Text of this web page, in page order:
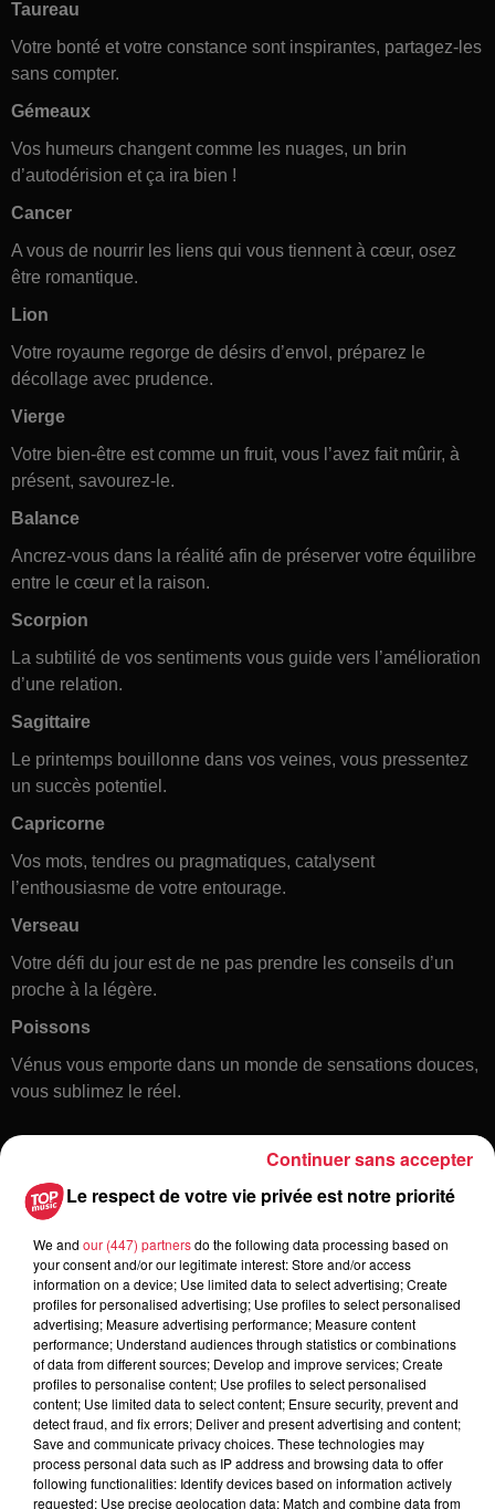
Taureau
Votre bonté et votre constance sont inspirantes, partagez-les
sans compter.
Gémeaux
Vos humeurs changent comme les nuages, un brin
d’autodérision et ça ira bien !
Cancer
A vous de nourrir les liens qui vous tiennent à cœur, osez
être romantique.
Lion
Votre royaume regorge de désirs d’envol, préparez le
décollage avec prudence.
Vierge
Votre bien-être est comme un fruit, vous l’avez fait mûrir, à
présent, savourez-le.
Balance
Ancrez-vous dans la réalité afin de préserver votre équilibre
entre le cœur et la raison.
Scorpion
La subtilité de vos sentiments vous guide vers l’amélioration
d’une relation.
Sagittaire
Le printemps bouillonne dans vos veines, vous pressentez
un succès potentiel.
Capricorne
Vos mots, tendres ou pragmatiques, catalysent
l’enthousiasme de votre entourage.
Verseau
Votre défi du jour est de ne pas prendre les conseils d’un
proche à la légère.
Poissons
Vénus vous emporte dans un monde de sensations douces,
vous sublimez le réel.
Toute l'actu
16h11
Une journée à l'Écomusée d'Alsace à
Ungersheim
Le respect de votre vie privée est notre priorité
We and our (447) partnersdo the following data processing based on
your consent and/or our legitimate interest: Store and/or access
information on a device; Use limited data to select advertising; Create
profiles for personalised advertising; Use profiles to select personalised
advertising; Measure advertising performance; Measure content
performance; Understand audiences through statistics or combinations
of data from different sources; Develop and improve services; Create
profiles to personalise content; Use profiles to select personalised
content; Use limited data to select content; Ensure security, prevent and
detect fraud, and fix errors; Deliver and present advertising and content;
Save and communicate privacy choices. These technologies may
process personal data such as IP address and browsing data to offer
following functionalities: Identify devices based on information actively
requested; Use precise geolocation data; Match and combine data from
Continuer sans accepter